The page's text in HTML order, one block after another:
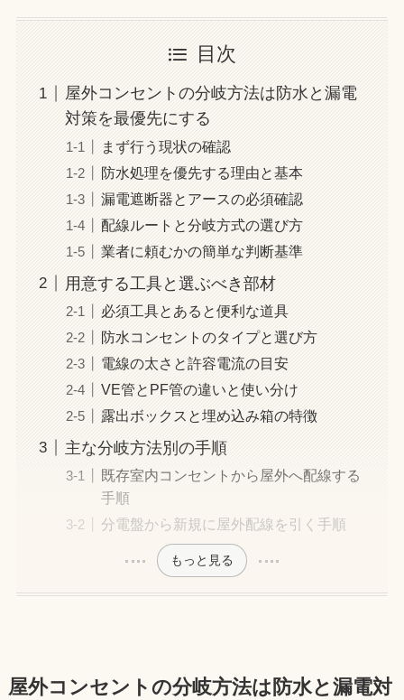
目次
屋外コンセントの分岐方法は防水と漏電
対策を最優先にする
まず行う現状の確認
防水処理を優先する理由と基本
漏電遮断器とアースの必須確認
配線ルートと分岐方式の選び方
業者に頼むかの簡単な判断基準
用意する工具と選ぶべき部材
必須工具とあると便利な道具
防水コンセントのタイプと選び方
電線の太さと許容電流の目安
VE管とPF管の違いと使い分け
露出ボックスと埋め込み箱の特徴
主な分岐方法別の手順
既存室内コンセントから屋外へ配線する
手順
分電盤から新規に屋外配線を引く手順
もっと見る
屋外コンセントの分岐方法は防水と漏電対